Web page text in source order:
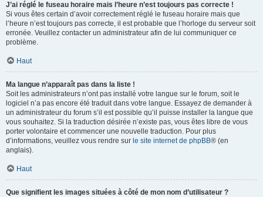
J’ai réglé le fuseau horaire mais l’heure n’est toujours pas correcte !
Si vous êtes certain d’avoir correctement réglé le fuseau horaire mais que
l’heure n’est toujours pas correcte, il est probable que l’horloge du serveur soit
erronée. Veuillez contacter un administrateur afin de lui communiquer ce
problème.
Haut
Ma langue n’apparaît pas dans la liste !
Soit les administrateurs n’ont pas installé votre langue sur le forum, soit le
logiciel n’a pas encore été traduit dans votre langue. Essayez de demander à
un administrateur du forum s’il est possible qu’il puisse installer la langue que
vous souhaitez. Si la traduction désirée n’existe pas, vous êtes libre de vous
porter volontaire et commencer une nouvelle traduction. Pour plus
d’informations, veuillez vous rendre sur le site internet de phpBB® (en
anglais).
Haut
Que signifient les images situées à côté de mon nom d’utilisateur ?